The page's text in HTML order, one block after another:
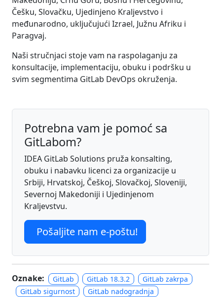
Češku, Slovačku, Ujedinjeno Kraljevstvo i
međunarodno, uključujući Izrael, Južnu Afriku i
Paragvaj.
Naši stručnjaci stoje vam na raspolaganju za
konsultacije, implementaciju, obuku i podršku u
svim segmentima GitLab DevOps okruženja.
Potrebna vam je pomoć sa
GitLabom?
IDEA GitLab Solutions pruža konsalting,
obuku i nabavku licenci za organizacije u
Srbiji, Hrvatskoj, Češkoj, Slovačkoj, Sloveniji,
Severnoj Makedoniji i Ujedinjenom
Kraljevstvu.
Pošaljite nam e-poštu!
Oznake: GitLab GitLab 18.3.2
GitLab zakrpa
GitLab sigurnost
GitLab nadogradnja